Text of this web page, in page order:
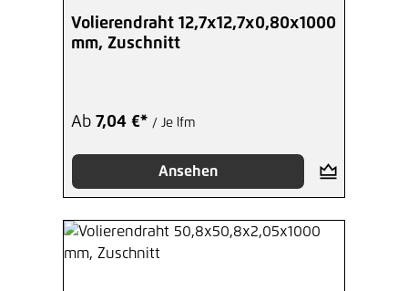
Durchschnittliche Bewertung von 5 von 5
Volierendraht 12,7x12,7x0,80x1000
mm, Zuschnitt
Ab 7,04 €* / Je lfm
Ansehen